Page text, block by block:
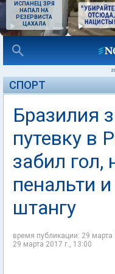
ИСПАНЕЦ ЗРЯ
НАПАЛ НА
РЕЗЕРВИСТА
ЦАХАЛА
СПОРТ
Бразилия
путевку в
забил гол,
пенальти
штангу
время публикации: 29
29 марта 2017 г., 13:00